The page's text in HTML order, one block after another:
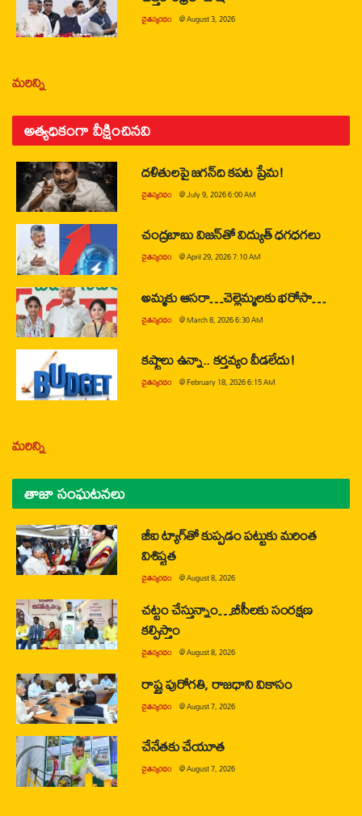
చైతన్యరధం @August 3, 2026
మరిన్ని
అత్యధికంగా వీక్షించినవి
దళితులపై జగన్‌ది కపట ప్రేమ!
చైతన్యరధం @July 9, 2026 6:00 AM
చంద్రబాబు విజన్‌తో విద్యుత్ ధగధగలు
చైతన్యరధం @April 29, 2026 7:10 AM
అమ్మకు ఆసరా…చెల్లెమ్మలకు భరోసా…
చైతన్యరధం @March 8, 2026 6:30 AM
కష్టాలు ఉన్నా.. కర్తవ్యం వీడలేదు!
చైతన్యరధం @February 18, 2026 6:15 AM
మరిన్ని
తాజా సంఘటనలు
జీఐ ట్యాగ్‌తో కుప్పడం పట్టుకు మరింత
విశిష్టత
చైతన్యరధం @August 8, 2026
చట్టం చేస్తున్నాం…బీసీలకు సంరక్షణ
కల్పిస్తాం
చైతన్యరధం @August 8, 2026
రాష్ట్ర పురోగతి, రాజధాని వికాసం
చైతన్యరధం @August 7, 2026
చేనేతకు చేయూత
చైతన్యరధం @August 7, 2026